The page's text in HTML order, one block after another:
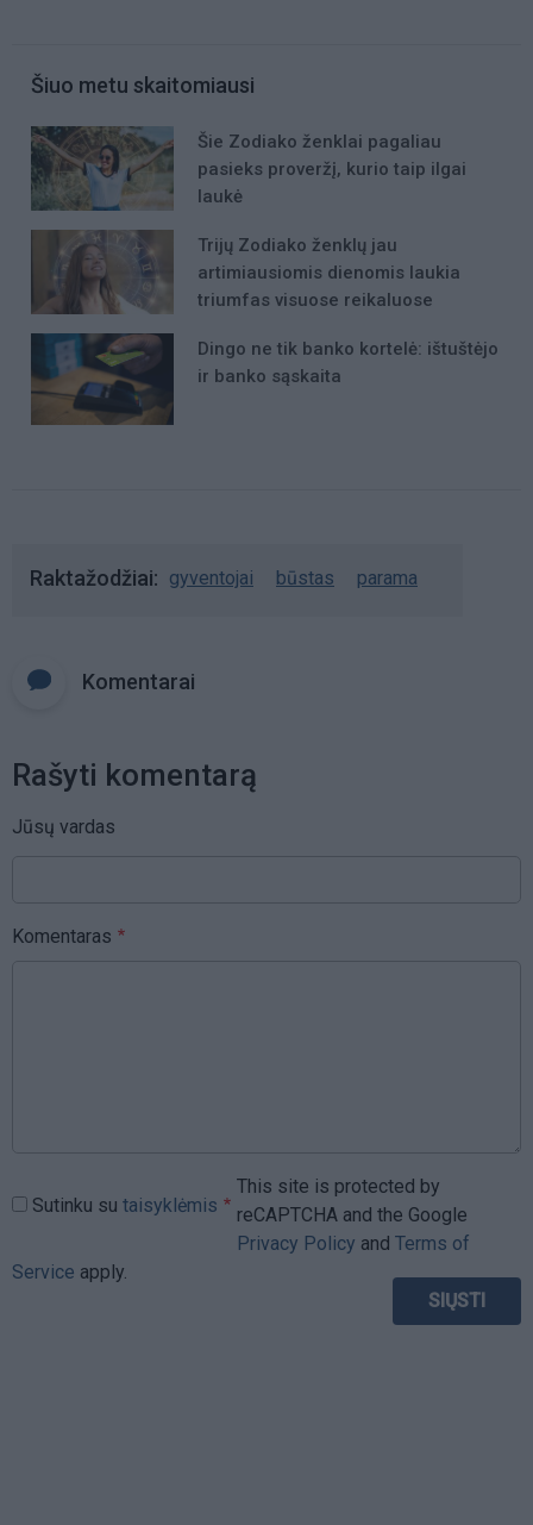
Šiuo metu skaitomiausi
Šie Zodiako ženklai pagaliau
pasieks proveržį, kurio taip ilgai
laukė
Trijų Zodiako ženklų jau
artimiausiomis dienomis laukia
triumfas visuose reikaluose
Dingo ne tik banko kortelė: ištuštėjo
ir banko sąskaita
Raktažodžiai gyventojai būstas parama
Komentarai
Rašyti komentarą
Jūsų vardas
Komentaras
Sutinku su taisyklėmis
This site is protected by
reCAPTCHA and the Google
Privacy Policy and Terms of
Service apply.